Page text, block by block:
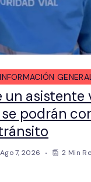
INFORMACIÓN GENERAL
un asistente
podrán
Ago 7, 2026 2 Min